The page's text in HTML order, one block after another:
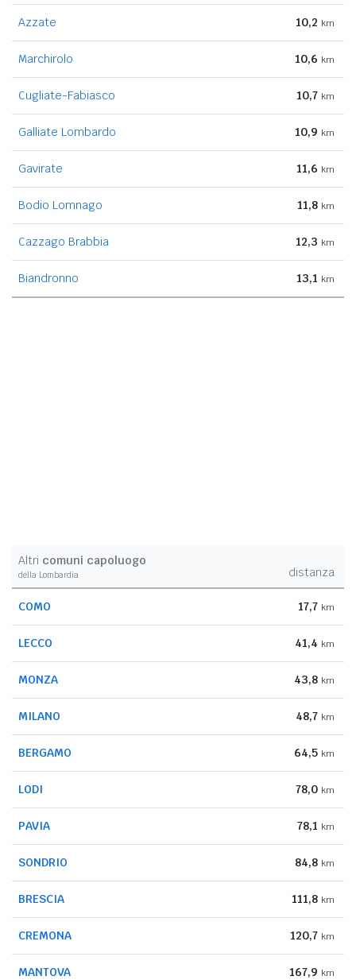
Azzate 10,2 km
Marchirolo 10,6 km
Cugliate-Fabiasco 10,7 km
Galliate Lombardo 10,9 km
Gavirate 11,6 km
Bodio Lomnago 11,8 km
Cazzago Brabbia 12,3 km
Biandronno 13,1 km
Altri comuni capoluogo
della Lombardia distanza
COMO 17,7 km
LECCO 41,4 km
MONZA 43,8 km
MILANO 48,7 km
BERGAMO 64,5 km
LODI 78,0 km
PAVIA 78,1 km
SONDRIO 84,8 km
BRESCIA 111,8 km
CREMONA 120,7 km
MANTOVA 167,9 km